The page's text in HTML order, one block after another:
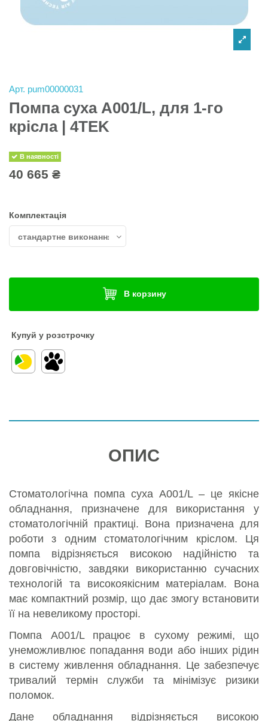
Арт. pum00000031
Помпа суха A001/L, для 1-го
крiсла | 4TEK
В наявності
40 665 ₴
Комплектація
В корзину
Купуй у розстрочку
ОПИС
Стоматологічна помпа суха A001/L – це якісне
обладнання, призначене для використання у
стоматологічній практиці. Вона призначена для
роботи з одним стоматологічним кріслом. Ця
помпа відрізняється високою надійністю та
довговічністю, завдяки використанню сучасних
технологій та високоякісним матеріалам. Вона
має компактний розмір, що дає змогу встановити
її на невеликому просторі.
Помпа A001/L працює в сухому режимі, що
унеможливлює попадання води або інших рідин
в систему живлення обладнання. Це забезпечує
тривалий термін служби та мінімізує ризики
поломок.
Дане обладнання відрізняється високою